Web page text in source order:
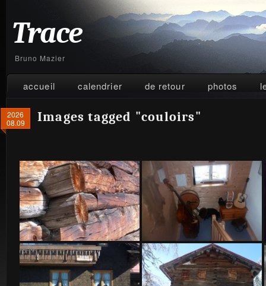
Trace
Bruno Mazier
accueil calendrier de retour photos
2026
08.09
Images tagged "couloirs"